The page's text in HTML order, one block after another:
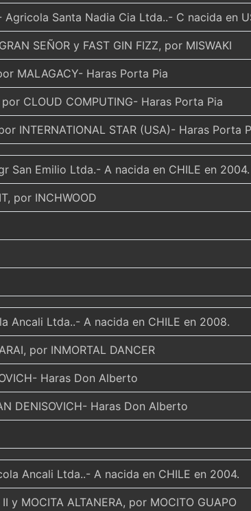
Agricola Santa Nadia Cia Ltda..- C nacida en
SEÑOR y FAST GIN FIZZ, por MISWAKI
MALAGACY- Haras Porta Pia
CLOUD COMPUTING- Haras Porta Pia
INTERNATIONAL STAR (USA)- Haras Porta
San Emilio Ltda.- A nacida en CHILE en 2004.
por INCHWOOD
Ancali Ltda..- A nacida en CHILE en 2008.
por INMORTAL DANCER
Haras Don Alberto
DENISOVICH- Haras Don Alberto
Ancali Ltda..- A nacida en CHILE en 2004.
y MOCITA ALTANERA, por MOCITO GUAPO